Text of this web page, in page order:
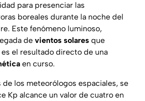
para presenciar las
boreales durante la noche del
Este fenómeno luminoso,
de vientos solares que
el resultado directo de una
en curso.
de los meteorólogos espaciales, se
Kp alcance un valor de cuatro en